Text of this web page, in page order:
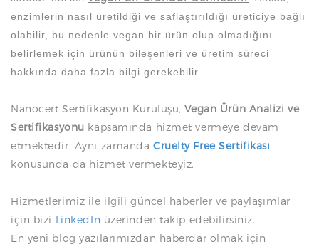
enzimlerin nasıl üretildiği ve saflaştırıldığı üreticiye bağlı
olabilir, bu nedenle vegan bir ürün olup olmadığını
belirlemek için ürünün bileşenleri ve üretim süreci
hakkında daha fazla bilgi gerekebilir.
Nanocert Sertifikasyon Kuruluşu,Vegan Ürün Analizi ve
Sertifikasyonu kapsamında hizmet vermeye devam
etmektedir. Aynı zamanda Cruelty Free Sertifikası
konusunda da hizmet vermekteyiz.
Hizmetlerimiz ile ilgili güncel haberler ve paylaşımlar
için bizi LinkedIn üzerinden takip edebilirsiniz.
En yeni blog yazılarımızdan haberdar olmak için